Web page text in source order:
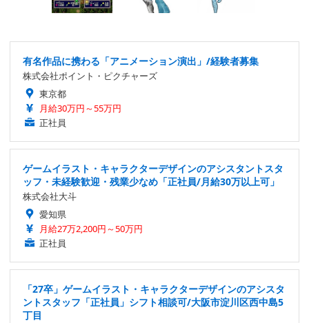
有名作品に携わる「アニメーション演出」/経験者募集
株式会社ポイント・ピクチャーズ
東京都
月給30万円～55万円
正社員
ゲームイラスト・キャラクターデザインのアシスタントスタ
ッフ・未経験歓迎・残業少なめ「正社員/月給30万以上可」
株式会社大斗
愛知県
月給27万2,200円～50万円
正社員
「27卒」ゲームイラスト・キャラクターデザインのアシスタ
ントスタッフ「正社員」シフト相談可/大阪市淀川区西中島5
丁目